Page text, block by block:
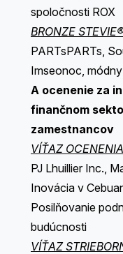
spoločnosti ROX
BRONZE
PARTsPARTs,
Imseonoc,
A ocenenie za
finančnom
zamestnancov
VÍŤAZ
PJ Lhuillier Inc.,
Inovácia v
Posilňovanie
budúcnosti
VÍŤAZ